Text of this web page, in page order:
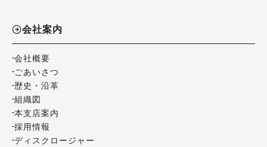
会社案内
会社概要
ごあいさつ
歴史・沿革
組織図
本支店案内
採用情報
ディスクロージャー